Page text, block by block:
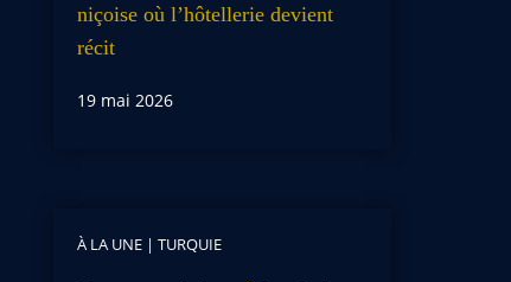
niçoise où l’hôtellerie devient
récit
19 mai 2026
À LA UNE| TURQUIE